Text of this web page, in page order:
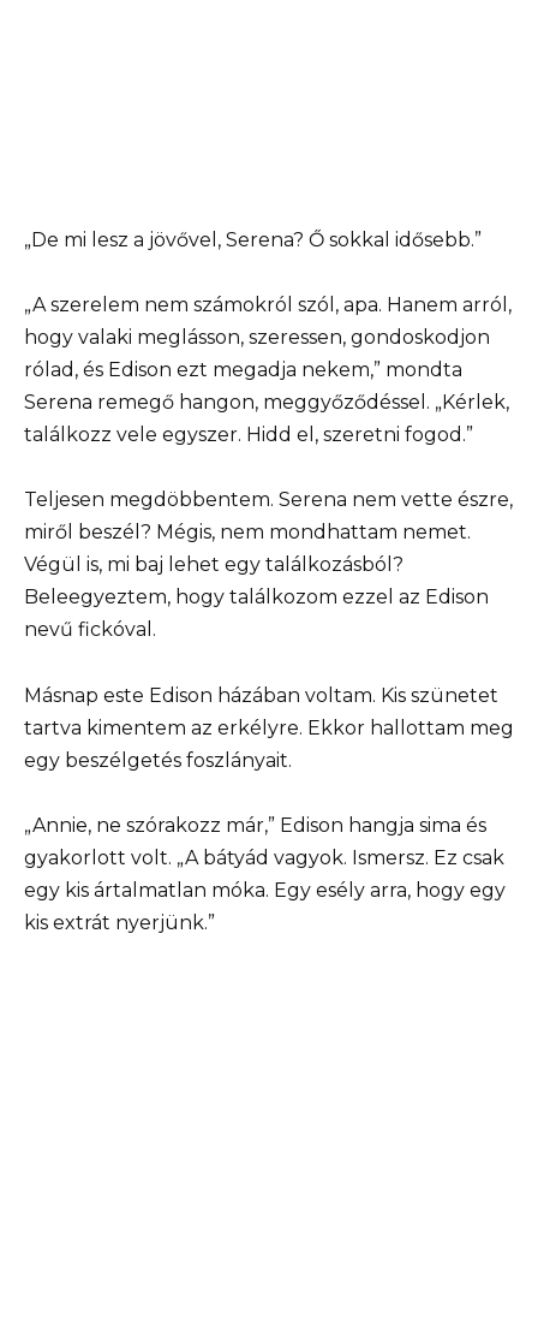
„De mi lesz a jövővel, Serena? Ő sokkal idősebb.”
„A szerelem nem számokról szól, apa. Hanem arról,
hogy valaki meglásson, szeressen, gondoskodjon
rólad, és Edison ezt megadja nekem,” mondta
Serena remegő hangon, meggyőződéssel. „Kérlek,
találkozz vele egyszer. Hidd el, szeretni fogod.”
Teljesen megdöbbentem. Serena nem vette észre,
miről beszél? Mégis, nem mondhattam nemet.
Végül is, mi baj lehet egy találkozásból?
Beleegyeztem, hogy találkozom ezzel az Edison
nevű fickóval.
Másnap este Edison házában voltam. Kis szünetet
tartva kimentem az erkélyre. Ekkor hallottam meg
egy beszélgetés foszlányait.
„Annie, ne szórakozz már,” Edison hangja sima és
gyakorlott volt. „A bátyád vagyok. Ismersz. Ez csak
egy kis ártalmatlan móka. Egy esély arra, hogy egy
kis extrát nyerjünk.”